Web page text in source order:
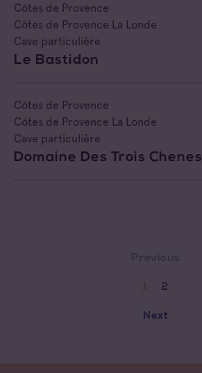
Côtes de Provence
Côtes de Provence La Londe
Cave particulière
Le Bastidon
Côtes de Provence
Côtes de Provence La Londe
Cave particulière
Domaine Des Trois Chenes
2
Next